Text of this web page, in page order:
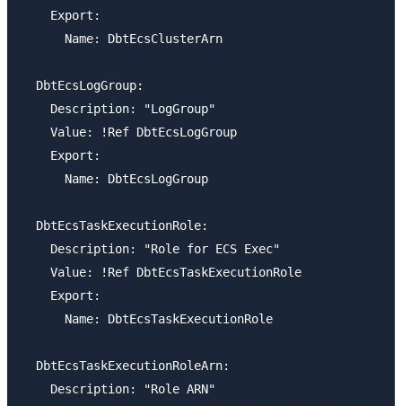
    Export:
      Name: DbtEcsClusterArn
  DbtEcsLogGroup:
    Description: "LogGroup"
    Value: !Ref DbtEcsLogGroup
    Export:
      Name: DbtEcsLogGroup
  DbtEcsTaskExecutionRole:
    Description: "Role for ECS Exec"
    Value: !Ref DbtEcsTaskExecutionRole
    Export:
      Name: DbtEcsTaskExecutionRole
  DbtEcsTaskExecutionRoleArn:
    Description: "Role ARN"